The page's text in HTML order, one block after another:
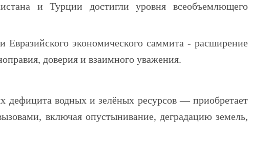
и Турции достигли уровня всеобъемлющего
экономического саммита - расширение
доверия и взаимного уважения.
дефицита водных и зелёных ресурсов — приобретает
включая опустынивание, деградацию земель,